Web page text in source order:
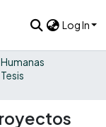
Log In